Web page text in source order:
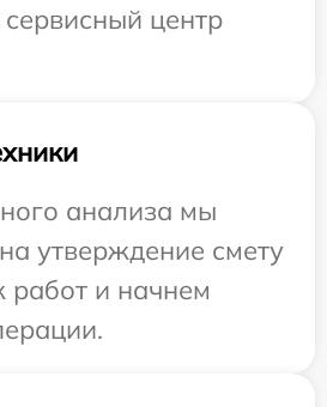
центр
анализа мы
утверждение смету
работ и начнем